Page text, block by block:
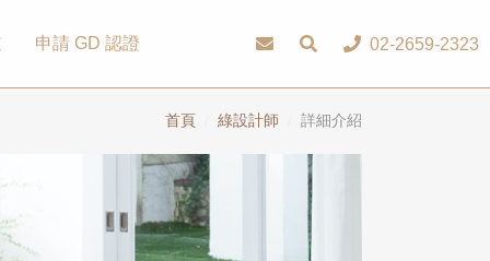
首頁 綠設計師 詳細介紹
02-2659-2323
申請 GD 認證